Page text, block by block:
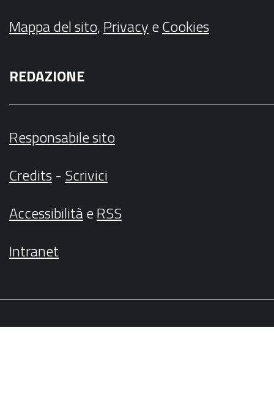
Mappa del sito,PrivacyeCookies
REDAZIONE
Responsabile sito
Credits- Scrivici
AccessibilitàeRSS
Intranet